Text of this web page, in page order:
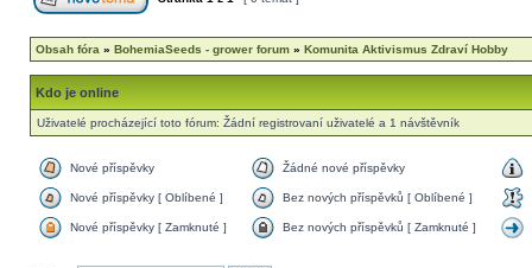
Obsah fóra » BohemiaSeeds - grower forum » Komunita Aktivismus Zdraví Hobby
Kdo je online
Uživatelé procházející toto fórum: Žádní registrovaní uživatelé a 1 návštěvník
Nové příspěvky Žádné nové příspěvky
Nové příspěvky [ Oblíbené ] Bez nových příspěvků [ Oblíbené ]
Nové příspěvky [ Zamknuté ] Bez nových příspěvků [ Zamknuté ]